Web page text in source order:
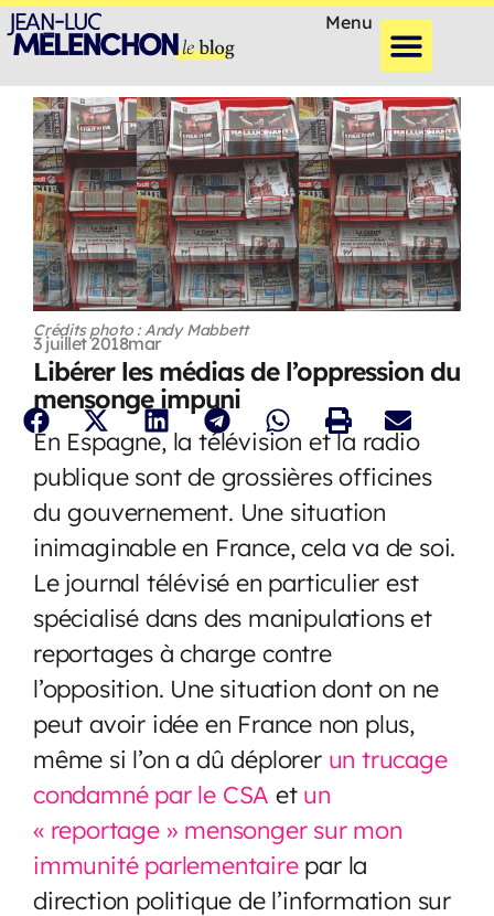
Menu
Crédits photo : Andy Mabbett
3 juillet 2018mar
Libérer les médias de l’oppression du
mensonge impuni
En Espagne, la télévision et la radio
publique sont de grossières officines
du gouvernement. Une situation
inimaginable en France, cela va de soi.
Le journal télévisé en particulier est
spécialisé dans des manipulations et
reportages à charge contre
l’opposition. Une situation dont on ne
peut avoir idée en France non plus,
même si l’on a dû déplorer un trucage
condamné par le CSA et un
« reportage » mensonger sur mon
immunité parlementairepar la
direction politique de l’information sur